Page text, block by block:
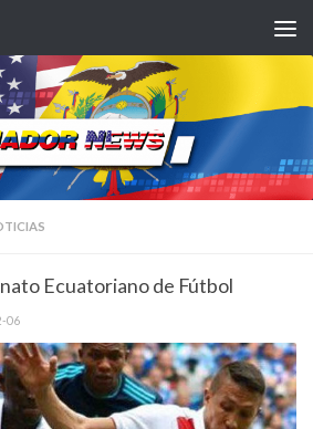
Ecuatoriano de Fútbol
06